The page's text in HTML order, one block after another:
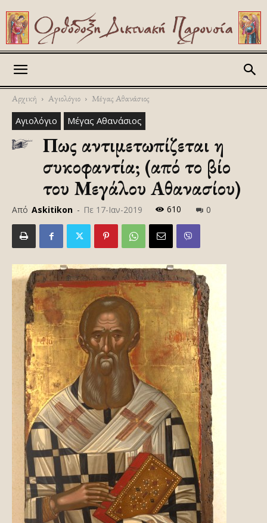
Αρχική Αγιολόγιο Μέγας Αθανάσιος
Αγιολόγιο Μέγας Αθανάσιος
Πως αντιμετωπίζεται η
συκοφαντία; (από το βίο
του Μεγάλου Αθανασίου)
Από Askitikon - Πε 17-Ιαν-2019 610 0